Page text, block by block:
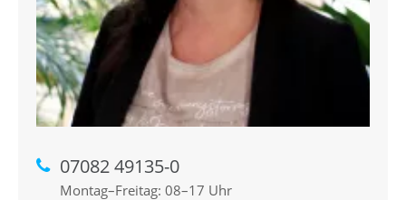
07082 49135-0
Montag–Freitag: 08–17 Uhr